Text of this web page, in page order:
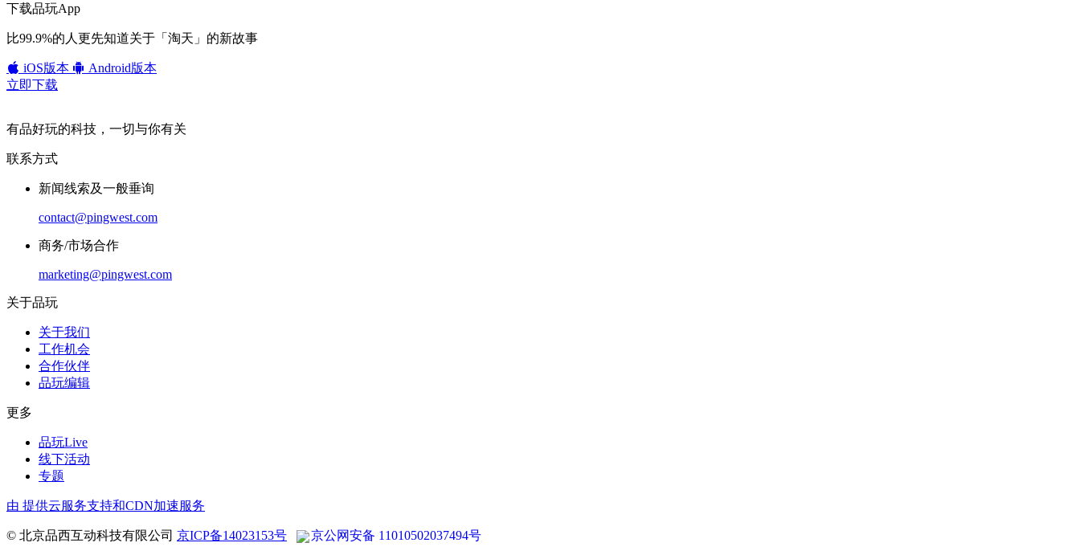
下载品玩App
比99.9%的人更先知道关于「淘天」的新故事
iOS版本
Android版本
立即下载
有品好玩的科技，一切与你有关
联系方式
新闻线索及一般垂询
contact@pingwest.com
商务/市场合作
marketing@pingwest.com
关于品玩
关于我们
工作机会
合作伙伴
品玩编辑
更多
品玩Live
线下活动
专题
由 提供云服务支持和CDN加速服务
© 北京品西互动科技有限公司 京ICP备14023153号 京公网安备 11010502037494号